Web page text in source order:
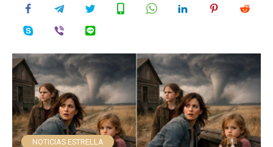
NOTICIAS ESTRELLA